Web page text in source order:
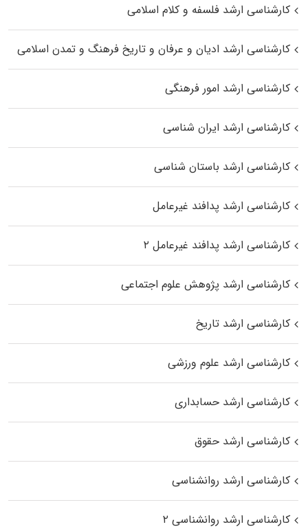
کارشناسی ارشد فلسفه و کلام اسلامی
کارشناسی ارشد ادیان و عرفان و تاریخ فرهنگ و تمدن اسلامی
کارشناسی ارشد امور فرهنگی
کارشناسی ارشد ایران شناسی
کارشناسی ارشد باستان شناسی
کارشناسی ارشد پدافند غیرعامل
کارشناسی ارشد پدافند غیرعامل ۲
کارشناسی ارشد پژوهش علوم اجتماعی
کارشناسی ارشد تاریخ
کارشناسی ارشد علوم ورزشی
کارشناسی ارشد حسابداری
کارشناسی ارشد حقوق
کارشناسی ارشد روانشناسی
کارشناسی ارشد روانشناسی ۲